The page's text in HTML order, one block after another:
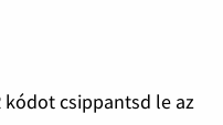
kódot csippantsd le az